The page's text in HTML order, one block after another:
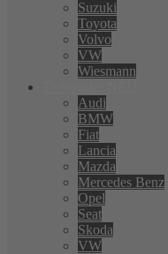
Suzuki
Toyota
Volvo
VW
Wiesmann
Audi
BMW
Fiat
Lancia
Mazda
Mercedes Benz
Opel
Seat
Skoda
VW